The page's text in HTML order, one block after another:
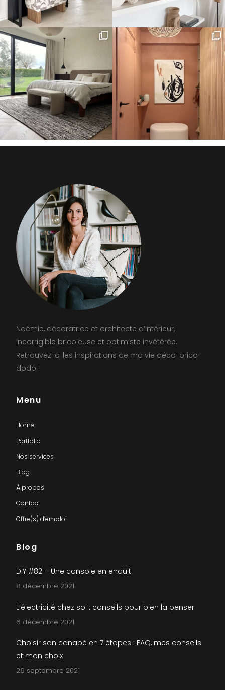
Noémie, décoratrice et architecte d’intérieur,
incorrigible bricoleuse et optimiste invétérée.
Retrouvez ici les inspirations de ma vie déco-brico-
dodo !
Menu
Home
Portfolio
Nos services
Blog
À propos
Contact
Offre(s) d’emploi
Blog
DIY #82 – Une console en enduit
8 décembre 2021
L’électricité chez soi : conseils pour bien la penser
6 décembre 2021
Choisir son canapé en 7 étapes : FAQ, mes conseils
et mon choix
26 septembre 2021